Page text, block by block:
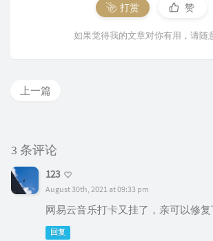
打赏 赞
如果觉得我的文章对你有用，请随
上一篇
3 条评论
123
August 30th, 2021 at 09:33 pm
网易云音乐打卡又挂了，亲可以修
回复